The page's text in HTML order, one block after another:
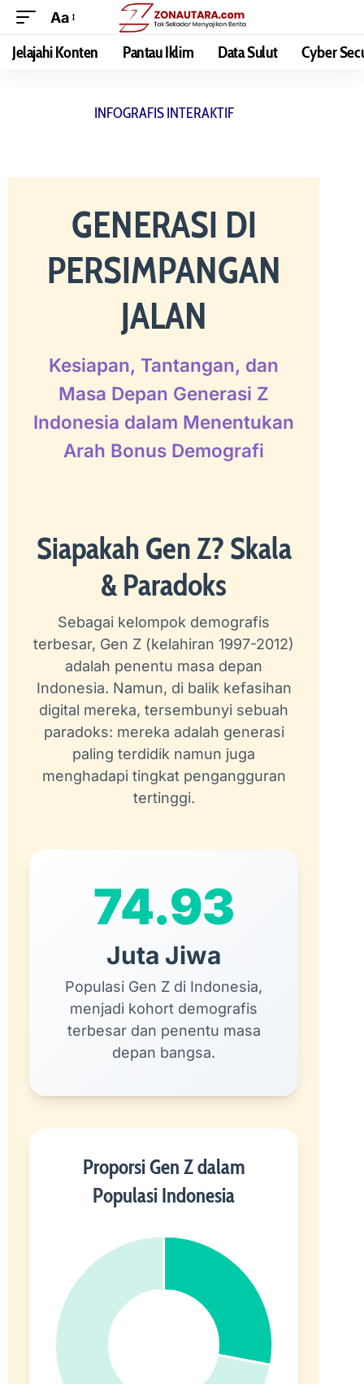
Aa
Jelajahi Konten Pantau Iklim Data Sulut Cyber
INFOGRAFIS INTERAKTIF
GENERASI DI
PERSIMPANGAN
JALAN
Kesiapan, Tantangan, dan
Masa Depan Generasi Z
Indonesia dalam Menentukan
Arah Bonus Demografi
Siapakah Gen Z? Skala
& Paradoks
Sebagai kelompok demografis
terbesar, Gen Z (kelahiran 1997-2012)
adalah penentu masa depan
Indonesia. Namun, di balik kefasihan
digital mereka, tersembunyi sebuah
paradoks: mereka adalah generasi
paling terdidik namun juga
menghadapi tingkat pengangguran
tertinggi.
74.93
Juta Jiwa
Populasi Gen Z di Indonesia,
menjadi kohort demografis
terbesar dan penentu masa
depan bangsa.
Proporsi Gen Z dalam
Populasi Indonesia